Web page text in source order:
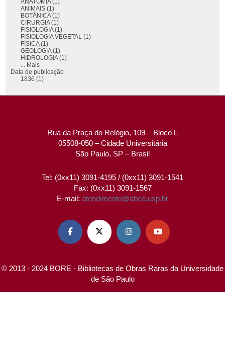
ANIMAIS (1)
BOTÂNICA (1)
CIRURGIA (1)
FISIOLOGIA (1)
FISIOLOGIA VEGETAL (1)
FÍSICA (1)
GEOLOGIA (1)
HIDROLOGIA (1)
... Mais
Data de publicação
1836 (1)
Rua da Praça do Relógio, 109 – Bloco L
05508-050 – Cidade Universitária
São Paulo, SP – Brasil
Tel: (0xx11) 3091-4195 / (0xx11) 3091-1541
Fax: (0xx11) 3091-1567
E-mail: atendimento@abcd.usp.br
   
© 2013 - 2024 BORE - Bibliotecas de Obras Raras da Universidade
de São Paulo